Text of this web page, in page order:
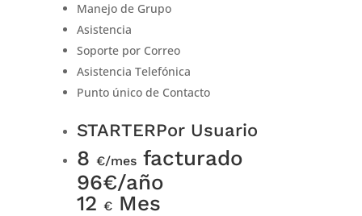
Manejo de Grupo
Asistencia
Soporte por Correo
Asistencia Telefónica
Punto único de Contacto
STARTERPor Usuario
8 €/mes facturado
96€/año
12 € Mes